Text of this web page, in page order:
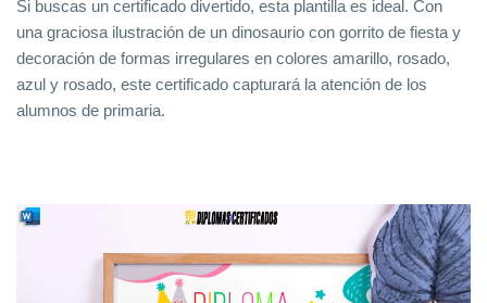
Si buscas un certificado divertido, esta plantilla es ideal. Con
una graciosa ilustración de un dinosaurio con gorrito de fiesta y
decoración de formas irregulares en colores amarillo, rosado,
azul y rosado, este certificado capturará la atención de los
alumnos de primaria.